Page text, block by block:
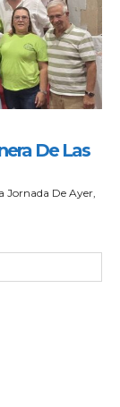
De Las
Jornada De Ayer,